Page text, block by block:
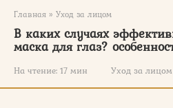
Главная » Уход за лицом
В каких случаях
маска для глаз?
На чтение: 17 мин Уход за лицом